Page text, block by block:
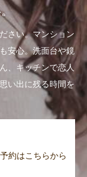
さい。マンション
安心。洗面台や鏡
、キッチンで恋人
い出に残る時間を
約はこちらから